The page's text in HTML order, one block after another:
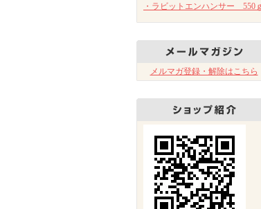
・ラビットエンハンサー 550ｇ
メルマガ登録・解除はこちら